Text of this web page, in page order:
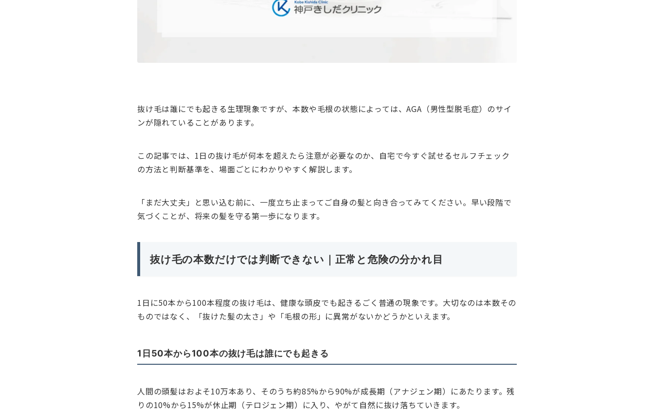
抜け毛は誰にでも起きる生理現象ですが、本数や毛根の状態によっては、AGA（男性型脱毛症）のサイ
ンが隠れていることがあります。
この記事では、1日の抜け毛が何本を超えたら注意が必要なのか、自宅で今すぐ試せるセルフチェック
の方法と判断基準を、場面ごとにわかりやすく解説します。
「まだ大丈夫」と思い込む前に、一度立ち止まってご自身の髪と向き合ってみてください。早い段階で
気づくことが、将来の髪を守る第一歩になります。
抜け毛の本数だけでは判断できない｜正常と危険の分かれ目
1日に50本から100本程度の抜け毛は、健康な頭皮でも起きるごく普通の現象です。大切なのは本数その
ものではなく、「抜けた髪の太さ」や「毛根の形」に異常がないかどうかといえます。
1日50本から100本の抜け毛は誰にでも起きる
人間の頭髪はおよそ10万本あり、そのうち約85%から90%が成長期（アナジェン期）にあたります。残
りの10%から15%が休止期（テロジェン期）に入り、やがて自然に抜け落ちていきます。